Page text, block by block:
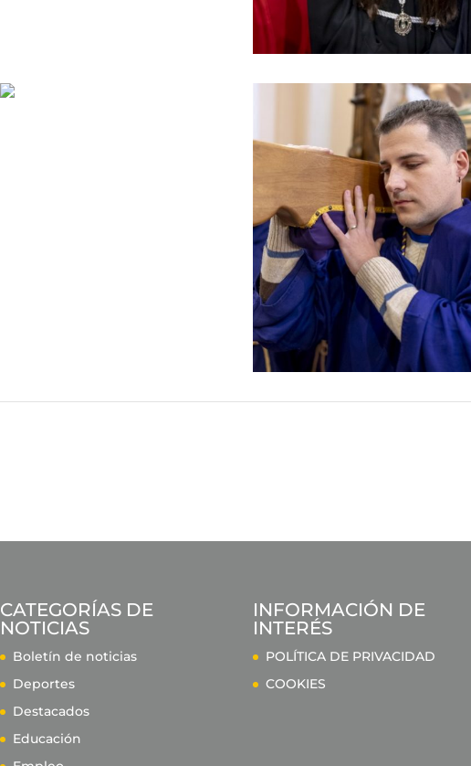
CATEGORÍAS DE
NOTICIAS
Boletín de noticias
Deportes
Destacados
Educación
INFORMACIÓN DE
INTERÉS
POLÍTICA DE PRIVACIDAD
COOKIES